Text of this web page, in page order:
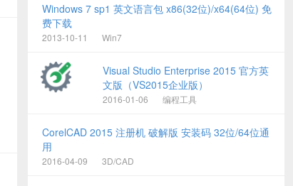
Windows 7 sp1 英文语言包 x86(32位)/x64(64位) 免
费下载
2013-10-11 Win7
Visual Studio Enterprise 2015 官方英
文版（VS2015企业版）
2016-01-06 编程工具
CorelCAD 2015 注册机 破解版 安装码 32位/64位通
用
2016-04-09 3D/CAD